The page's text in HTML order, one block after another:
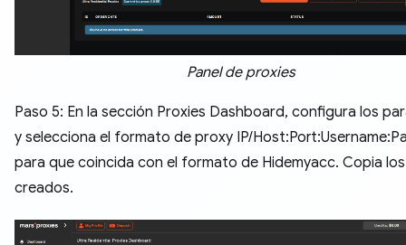
Panel de proxies
Paso 5: En la sección Proxies Dashboard, configura los
y selecciona el formato de proxy IP/
para que coincida con el formato de Hidemyacc. Copia
creados.